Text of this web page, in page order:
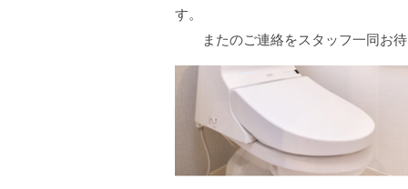
またのご連絡をスタッフ一同お待